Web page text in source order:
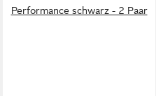
Performance schwarz - 2 Paar